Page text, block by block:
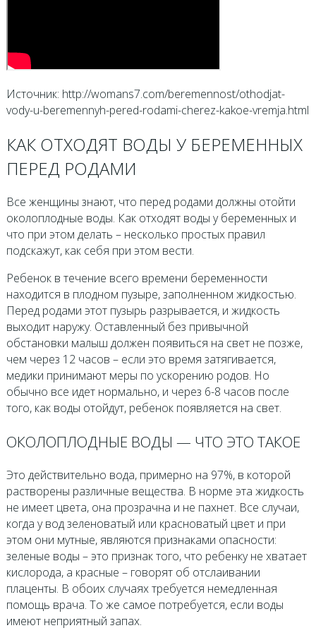
Источник: http://womans7.com/beremennost/othodjat-
vody-u-beremennyh-pered-rodami-cherez-kakoe-vremja.html
КАК ОТХОДЯТ ВОДЫ У БЕРЕМЕННЫХ
ПЕРЕД РОДАМИ
Все женщины знают, что перед родами должны отойти
околоплодные воды. Как отходят воды у беременных и
что при этом делать – несколько простых правил
подскажут, как себя при этом вести.
Ребенок в течение всего времени беременности
находится в плодном пузыре, заполненном жидкостью.
Перед родами этот пузырь разрывается, и жидкость
выходит наружу. Оставленный без привычной
обстановки малыш должен появиться на свет не позже,
чем через 12 часов – если это время затягивается,
медики принимают меры по ускорению родов. Но
обычно все идет нормально, и через 6-8 часов после
того, как воды отойдут, ребенок появляется на свет.
ОКОЛОПЛОДНЫЕ ВОДЫ — ЧТО ЭТО ТАКОЕ
Это действительно вода, примерно на 97%, в которой
растворены различные вещества. В норме эта жидкость
не имеет цвета, она прозрачна и не пахнет. Все случаи,
когда у вод зеленоватый или красноватый цвет и при
этом они мутные, являются признаками опасности:
зеленые воды – это признак того, что ребенку не хватает
кислорода, а красные – говорят об отслаивании
плаценты. В обоих случаях требуется немедленная
помощь врача. То же самое потребуется, если воды
имеют неприятный запах.